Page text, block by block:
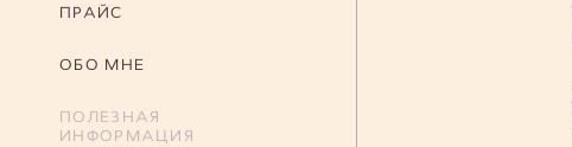
ПРАЙС
ОБО МНЕ
ПОЛЕЗНАЯ
ИНФОРМАЦИЯ